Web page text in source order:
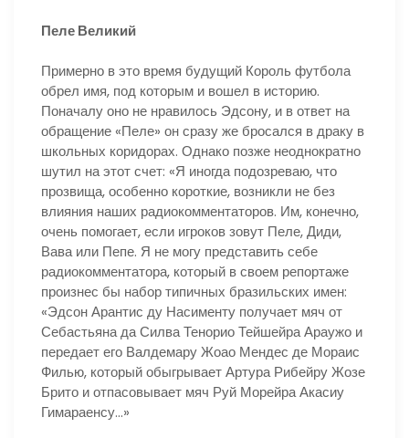
Пеле Великий
Примерно в это время будущий Король футбола
обрел имя, под которым и вошел в историю.
Поначалу оно не нравилось Эдсону, и в ответ на
обращение «Пеле» он сразу же бросался в драку в
школьных коридорах. Однако позже неоднократно
шутил на этот счет: «Я иногда подозреваю, что
прозвища, особенно короткие, возникли не без
влияния наших радиокомментаторов. Им, конечно,
очень помогает, если игроков зовут Пеле, Диди,
Вава или Пепе. Я не могу представить себе
радиокомментатора, который в своем репортаже
произнес бы набор типичных бразильских имен:
«Эдсон Арантис ду Насименту получает мяч от
Себастьяна да Силва Тенорио Тейшейра Араужо и
передает его Валдемару Жоао Мендес де Мораис
Филью, который обыгрывает Артура Рибейру Жозе
Брито и отпасовывает мяч Руй Морейра Акасиу
Гимараенсу…»